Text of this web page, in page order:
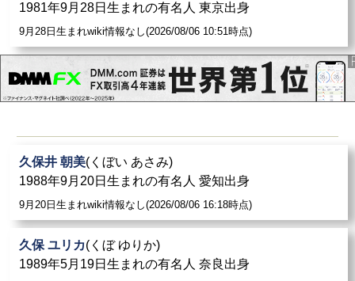
1981年9月28日生まれの有名人 東京出身
9月28日生まれwiki情報なし(2026/08/06 10:51時点)
久保井 朝美(くぼい あさみ)
1988年9月20日生まれの有名人 愛知出身
9月20日生まれwiki情報なし(2026/08/06 16:18時点)
久保 ユリカ(くぼ ゆりか)
1989年5月19日生まれの有名人 奈良出身